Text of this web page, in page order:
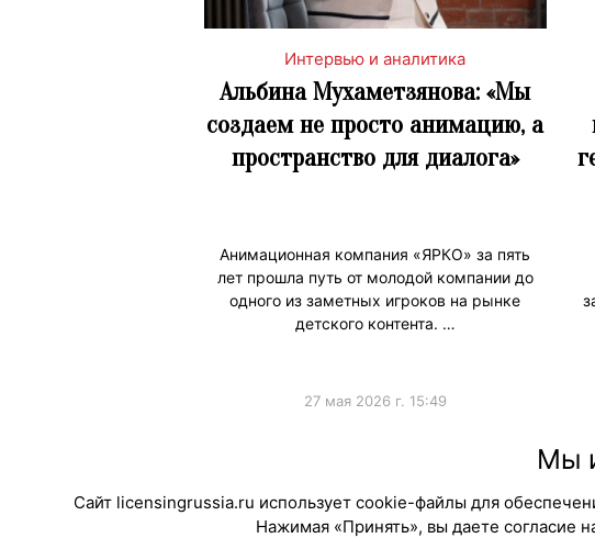
Интервью и аналитика
Альбина Мухаметзянова: «Мы
создаем не просто анимацию, а
пространство для диалога»
Анимационная компания «ЯРКО» за пять
лет прошла путь от молодой компании до
одного из заметных игроков на рынке
детского контента. …
27 мая 2026 г. 15:49
Мы
Сайт licensingrussia.ru использует cookie-файлы для
Нажимая «Принять», вы даете согласие